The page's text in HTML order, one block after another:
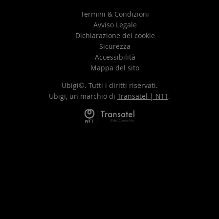
Termini & Condizioni
Avviso Legale
Dichiarazione dei cookie
Sicurezza
Accessibilità
Mappa del sito
Ubigi©. Tutti i diritti riservati.
Ubigi, un marchio di Transatel | NTT.